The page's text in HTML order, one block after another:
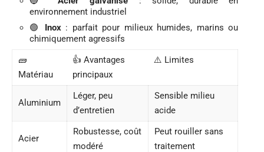
environnement industriel
🟢 Inox: parfait pour milieux humides, marins ou
chimiquement agressifs
🧱
Matériau
👍 Avantages
principaux
⚠️ Limites
Aluminium
Léger, peu
d’entretien
Sensible milieu
acide
Acier
Robustesse, coût
modéré
Peut rouiller sans
traitement